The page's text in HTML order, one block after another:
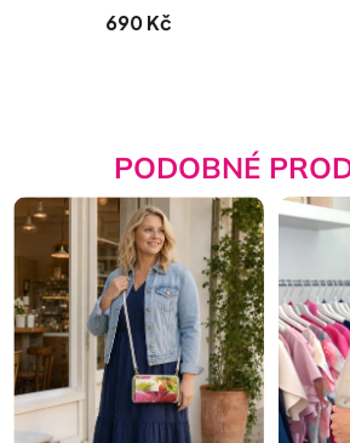
690 Kč
PODOBNÉ